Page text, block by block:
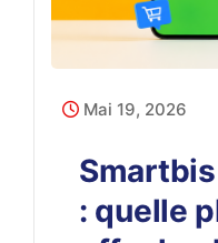
Mai 19, 2026
: quelle